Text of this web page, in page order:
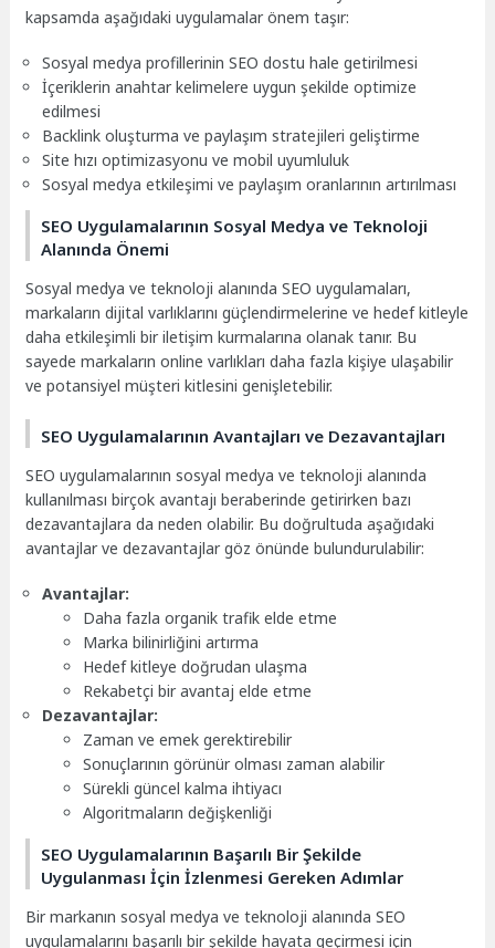
kapsamda aşağıdaki uygulamalar önem taşır:
Sosyal medya profillerinin SEO dostu hale getirilmesi
İçeriklerin anahtar kelimelere uygun şekilde optimize
edilmesi
Backlink oluşturma ve paylaşım stratejileri geliştirme
Site hızı optimizasyonu ve mobil uyumluluk
Sosyal medya etkileşimi ve paylaşım oranlarının artırılması
SEO Uygulamalarının Sosyal Medya ve Teknoloji
Alanında Önemi
Sosyal medya ve teknoloji alanında SEO uygulamaları,
markaların dijital varlıklarını güçlendirmelerine ve hedef kitleyle
daha etkileşimli bir iletişim kurmalarına olanak tanır. Bu
sayede markaların online varlıkları daha fazla kişiye ulaşabilir
ve potansiyel müşteri kitlesini genişletebilir.
SEO Uygulamalarının Avantajları ve Dezavantajları
SEO uygulamalarının sosyal medya ve teknoloji alanında
kullanılması birçok avantajı beraberinde getirirken bazı
dezavantajlara da neden olabilir. Bu doğrultuda aşağıdaki
avantajlar ve dezavantajlar göz önünde bulundurulabilir:
Avantajlar:
Daha fazla organik trafik elde etme
Marka bilinirliğini artırma
Hedef kitleye doğrudan ulaşma
Rekabetçi bir avantaj elde etme
Dezavantajlar:
Zaman ve emek gerektirebilir
Sonuçlarının görünür olması zaman alabilir
Sürekli güncel kalma ihtiyacı
Algoritmaların değişkenliği
SEO Uygulamalarının Başarılı Bir Şekilde
Uygulanması İçin İzlenmesi Gereken Adımlar
Bir markanın sosyal medya ve teknoloji alanında SEO
uygulamalarını başarılı bir şekilde hayata geçirmesi için